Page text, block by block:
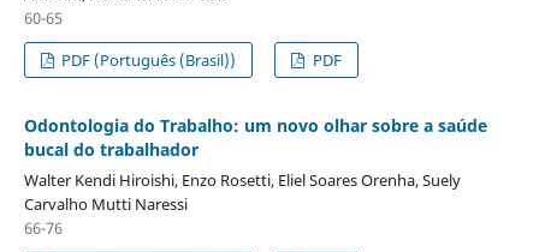
60-65
PDF (Português (Brasil))
PDF
Odontologia do Trabalho: um novo olhar sobre a saúde
bucal do trabalhador
Walter Kendi Hiroishi, Enzo Rosetti, Eliel Soares Orenha, Suely
Carvalho Mutti Naressi
66-76